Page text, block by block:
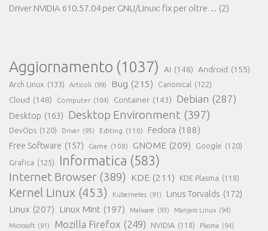
Driver NVIDIA 610.57.04 per GNU/Linux: fix per oltre… (2)
Aggiornamento (1037) AI (148) Android (155)
Arch Linux (133) Articoli (99) Bug (215) Canonical (122)
Cloud (148) Computer (104) Container (143) Debian (287)
Desktop (163) Desktop Environment (397)
DevOps (120) Driver (95) Editing (110) Fedora (188)
Free Software (157) Game (108) GNOME (209) Google (120)
Grafica (125) Informatica (583)
Internet Browser (389) KDE (211) KDE Plasma (118)
Kernel Linux (453) Kubernetes (91) Linus Torvalds (172)
Linux (207) Linux Mint (197) Malware (93) Manjaro Linux (94)
Microsoft (91) Mozilla Firefox (249) NVIDIA (118) Plasma (94)